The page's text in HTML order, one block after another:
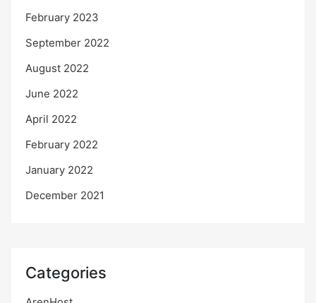
February 2023
September 2022
August 2022
June 2022
April 2022
February 2022
January 2022
December 2021
Categories